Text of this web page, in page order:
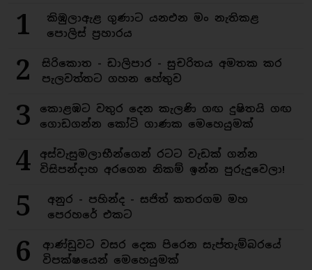
1
කිඹුලාඇළ ගුණාට යනඑන මං නැතිකළ
පොලිස් ප්‍රහාරය
2
සිරිකොත - ඩාලිපාර - සුචරිතය අමතක කර
පැලවත්තට ගහන හේතුව
3
කොළඹට වතුර දෙන කැලණි ගඟ දුෂිතයි ගඟ
ගොඩගන්න කෝටි ගාණක මෙහෙයුමක්
4
අස්වැසුමලාභීන්ගෙන් රටට වැඩක් ගන්න
විසිපන්දාහ අරගෙන නිකම් ඉන්න පුරුදුවෙලා!
5
අනුර - පහින්ද - සජිත් කතරගම මහ
පෙරහරේ එකට
6
ආණ්ඩුවට වසර දෙක පිරෙන සැප්තැම්බරයේ
විපක්ෂයෙන් මෙහෙයුමක්